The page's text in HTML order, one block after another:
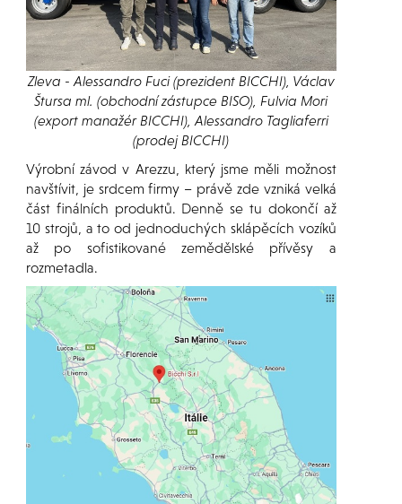
Zleva - Alessandro Fuci (prezident BICCHI), Václav
Štursa ml. (obchodní zástupce BISO), Fulvia Mori
(export manažér BICCHI), Alessandro Tagliaferri
(prodej BICCHI)
Výrobní závod v Arezzu, který jsme měli možnost
navštívit, je srdcem firmy – právě zde vzniká velká
část finálních produktů. Denně se tu dokončí až
10 strojů, a to od jednoduchých sklápěcích vozíků
až po sofistikované zemědělské přívěsy a
rozmetadla.